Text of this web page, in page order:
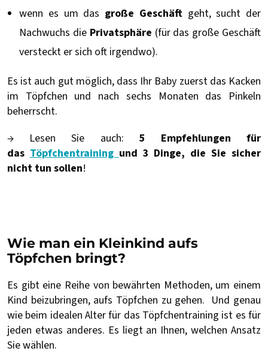
wenn es um das große Geschäft geht, sucht der
Nachwuchs die Privatsphäre (für das große Geschäft
versteckt er sich oft irgendwo).
Es ist auch gut möglich, dass Ihr Baby zuerst das Kacken
im Töpfchen und nach sechs Monaten das Pinkeln
beherrscht.
→ Lesen Sie auch: 5 Empfehlungen für
dasTöpfchentrainingund 3 Dinge, die Sie sicher
nicht tun sollen!
Wie man ein Kleinkind aufs
Töpfchen bringt?
Es gibt eine Reihe von bewährten Methoden, um einem
Kind beizubringen, aufs Töpfchen zu gehen. Und genau
wie beim idealen Alter für das Töpfchentraining ist es für
jeden etwas anderes. Es liegt an Ihnen, welchen Ansatz
Sie wählen.